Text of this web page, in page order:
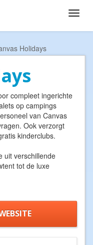
Holidays
compleet ingerichte
op campings
van Canvas
Ook verzorgt
kinderclubs.
uit verschillende
tot de luxe